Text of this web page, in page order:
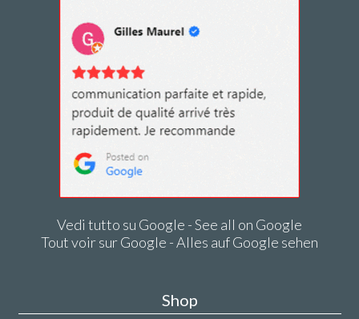
Vedi tutto su Google - See all on Google
Tout voir sur Google - Alles auf Google sehen
Shop